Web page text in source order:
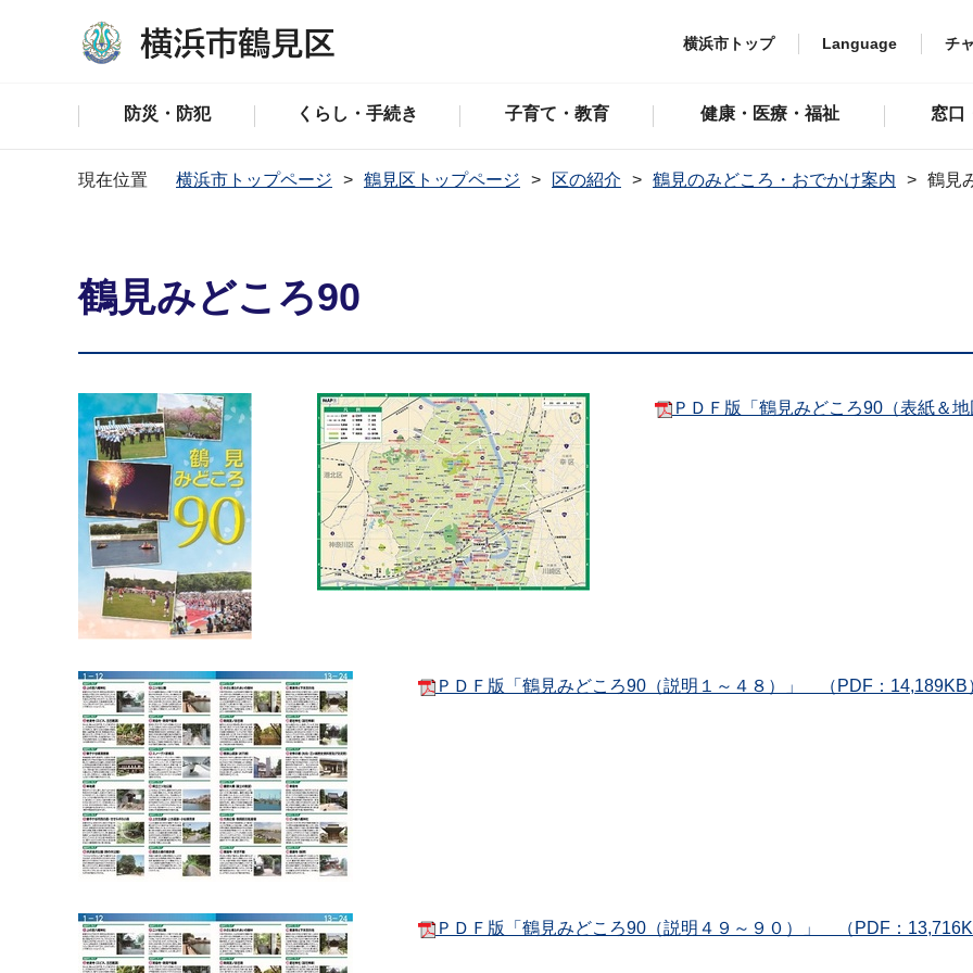
横浜市トップ Language チ
防災・防犯 くらし・手続き 子育て・教育 健康・医療・福祉 窓口
現在位置 横浜市トップページ 鶴見区トップページ 区の紹介 鶴見のみどころ・おでかけ案内 鶴見
鶴見みどころ90
ＰＤＦ版「鶴見みどころ90（表紙＆
ＰＤＦ版「鶴見みどころ90（説明１～４８）」 （PDF：14,189KB
ＰＤＦ版「鶴見みどころ90（説明４９～９０）」 （PDF：